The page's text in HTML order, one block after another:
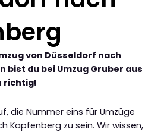
von Düsseldorf nach
bist du bei Umzug Gruber aus
richtig!
die Nummer eins für Umzüge
Kapfenberg zu sein. Wir wissen,